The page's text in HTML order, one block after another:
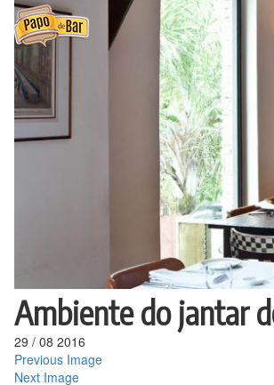
para
conteúdo
Ambiente do jantar
29 / 08 2016
Previous Image
Next Image